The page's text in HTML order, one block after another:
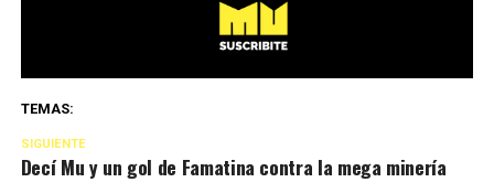
TEMAS:
SIGUIENTE
Decí Mu y un gol de Famatina contra la mega minería